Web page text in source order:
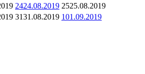
2424.08.2019 2525.08.2019
3131.08.2019 101.09.2019